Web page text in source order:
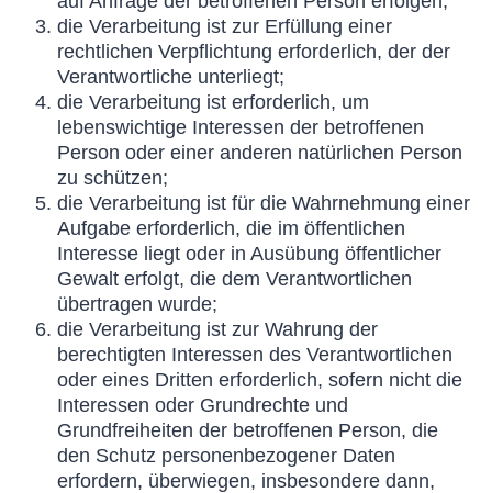
die Verarbeitung ist zur Erfüllung einer
rechtlichen Verpflichtung erforderlich, der der
Verantwortliche unterliegt;
die Verarbeitung ist erforderlich, um
lebenswichtige Interessen der betroffenen
Person oder einer anderen natürlichen Person
zu schützen;
die Verarbeitung ist für die Wahrnehmung einer
Aufgabe erforderlich, die im öffentlichen
Interesse liegt oder in Ausübung öffentlicher
Gewalt erfolgt, die dem Verantwortlichen
übertragen wurde;
die Verarbeitung ist zur Wahrung der
berechtigten Interessen des Verantwortlichen
oder eines Dritten erforderlich, sofern nicht die
Interessen oder Grundrechte und
Grundfreiheiten der betroffenen Person, die
den Schutz personenbezogener Daten
erfordern, überwiegen, insbesondere dann,